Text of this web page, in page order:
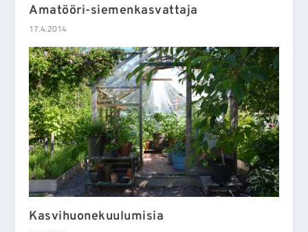
Amatööri-siemenkasvattaja
17.4.2014
Kasvihuonekuulumisia